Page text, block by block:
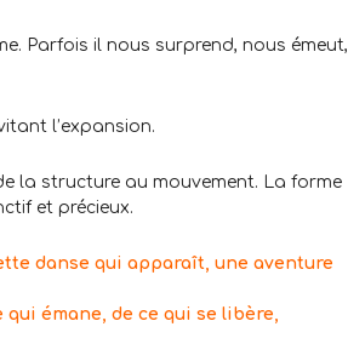
Parfois il nous surprend, nous émeut,
l’expansion.
la structure au mouvement. La forme
et précieux.
danse qui apparaît, une aventure
émane, de ce qui se libère,